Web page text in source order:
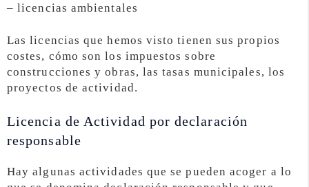
– licencias ambientales
Las licencias que hemos visto tienen sus propios
costes, cómo son los impuestos sobre
construcciones y obras, las tasas municipales, los
proyectos de actividad.
Licencia de Actividad por declaración
responsable
Hay algunas actividades que se pueden acoger a lo